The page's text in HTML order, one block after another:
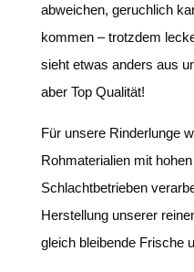
abweichen, geruchlich
kommen – trotzdem
sieht etwas anders aus
aber Top Qualität!
Für unsere Rinderlunge
Rohmaterialien mit
Schlachtbetrieben
Herstellung unserer
gleich bleibende Frische